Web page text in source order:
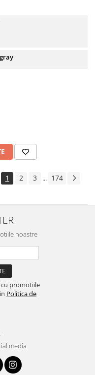
1 2 3 ... 174
noastre
cu promotiile
Politica de
media